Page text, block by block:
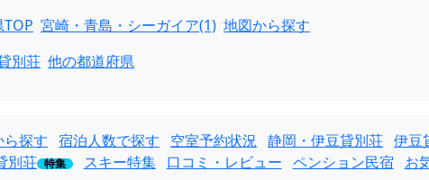
宮崎・青島・シーガイア(1) 地図から探す
別荘 他の都道府県
ら探す 宿泊人数で探す 空室予約状況 静岡・伊豆貸別荘 伊豆
別荘 特集 スキー特集 口コミ・レビュー ペンション民宿 お